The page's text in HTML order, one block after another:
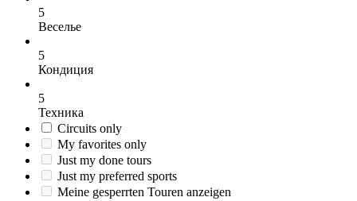
5
Веселье
5
Кондиция
5
Техника
Circuits only
My favorites only
Just my done tours
Just my preferred sports
Meine gesperrten Touren anzeigen